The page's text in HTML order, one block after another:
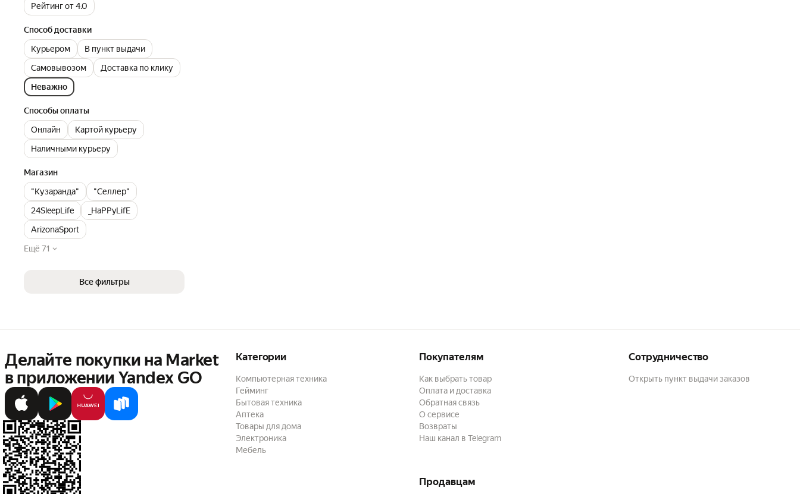
Рейтинг от 4.0
Способ доставки
Курьером
В пункт выдачи
Самовывозом
Доставка по клику
Неважно
Способы оплаты
Онлайн
Картой курьеру
Наличными курьеру
Магазин
"Кузаранда"
"Селлер"
24SleepLife
_HaPPyLifE
ArizonaSport
Ещё 71
Все фильтры
Делайте покупки на Market
в приложении Yandex GO
Категории
Компьютерная техника
Гейминг
Бытовая техника
Аптека
Товары для дома
Электроника
Мебель
Покупателям
Как выбрать товар
Оплата и доставка
Обратная связь
О сервисе
Возвраты
Наш канал в Telegram
Сотрудничество
Открыть пункт выдачи заказов
Продавцам